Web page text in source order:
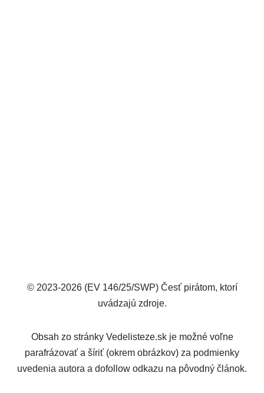
© 2023-2026 (EV 146/25/SWP) Česť pirátom, ktorí
uvádzajú zdroje.
Obsah zo stránky Vedelisteze.sk je možné voľne
parafrázovať a šíriť (okrem obrázkov) za podmienky
uvedenia autora a dofollow odkazu na pôvodný článok.